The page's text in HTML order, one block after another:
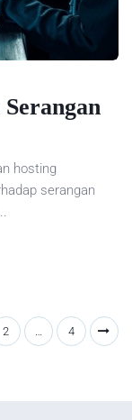
hosting
serangan
2 … 4